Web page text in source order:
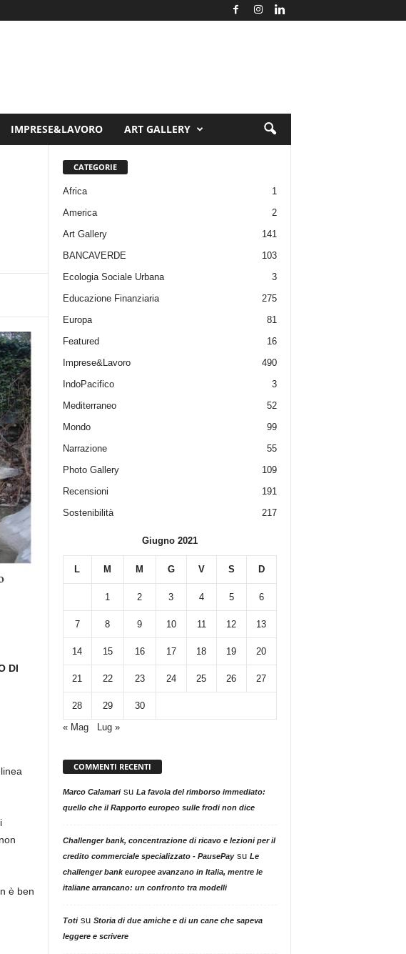
IMPRESE&LAVORO ART GALLERY
DI
è ben
CATEGORIE
Africa
1
America
2
Art Gallery
141
BANCAVERDE
103
Ecologia Sociale Urbana
3
Educazione Finanziaria
275
Europa
81
Featured
16
Imprese&Lavoro
490
IndoPacifico
3
Mediterraneo
52
Mondo
99
Narrazione
55
Photo Gallery
109
Recensioni
191
Sostenibilità
217
Giugno 2021
L M M G V S D
1 2 3 4 5 6
7 8 9 10 11 12 13
14 15 16 17 18 19 20
21 22 23 24 25 26 27
28 29
30
« Mag
Lug »
COMMENTI RECENTI
Marco Calamarisu La favola del rimborso immediato:
quello che il Rapporto europeo sulle frodi non dice
Challenger bank, concentrazione di ricavo e lezioni per il
credito commerciale specializzato - PausePaysu Le
challenger bank europee avanzano in Italia, mentre le
italiane arrancano: un confronto tra modelli
Totisu Storia di due amiche e di un cane che sapeva
leggere e scrivere